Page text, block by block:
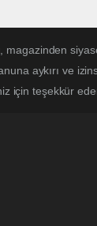
magazinden
aykırı ve
için teşekkür